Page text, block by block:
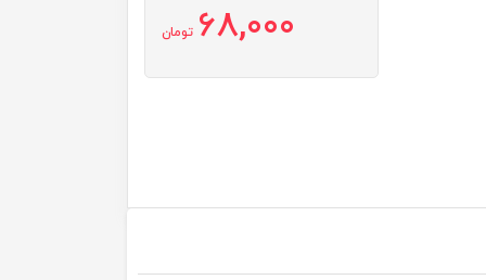
68,000 تومان